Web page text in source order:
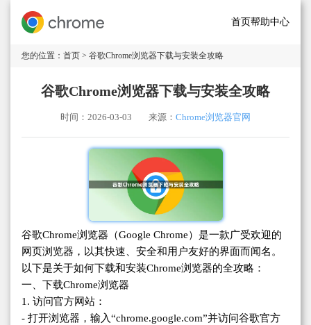
首页帮助中心
您的位置： 首页 > 谷歌Chrome浏览器下载与安装全攻略
谷歌Chrome浏览器下载与安装全攻略
时间：2026-03-03 来源： Chrome浏览器官网
谷歌Chrome浏览器（Google Chrome）是一款广受欢迎的
网页浏览器，以其快速、安全和用户友好的界面而闻名。
以下是关于如何下载和安装Chrome浏览器的全攻略：
一、下载Chrome浏览器
1. 访问官方网站：
- 打开浏览器，输入“chrome.google.com”并访问谷歌官方